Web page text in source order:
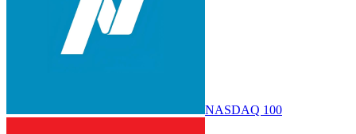
NASDAQ 100